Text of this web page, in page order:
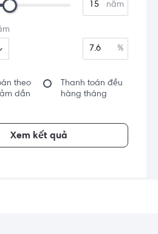
năm
%
theo
dần
Thanh toán đều
hàng tháng
Xem kết quả